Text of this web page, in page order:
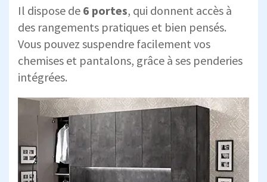
Il dispose de 6 portes, qui donnent accès à
des rangements pratiques et bien pensés.
Vous pouvez suspendre facilement vos
chemises et pantalons, grâce à ses penderies
intégrées.